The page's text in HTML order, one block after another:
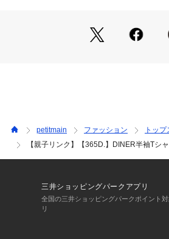
・通園・通学など毎日のデイリーコー
違って見える場合が御座います。予め
い。
【生地の厚さ】普通
【伸縮性】あり
【裏地】なし
3510100005295
（モール）
2262204 （ショップ）
petitmain ファッション トップ
【親子リンク】【365D.】DINER半袖Tシ
三井ショッピングパークアプリ
全国の三井ショッピングパークポイント
リ